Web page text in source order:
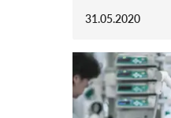
31.05.2020